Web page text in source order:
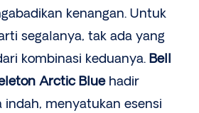
kenangan. Untuk
segalanya, tak ada yang
kombinasi keduanya. Bell
Arctic Bluehadir
menyatukan esensi